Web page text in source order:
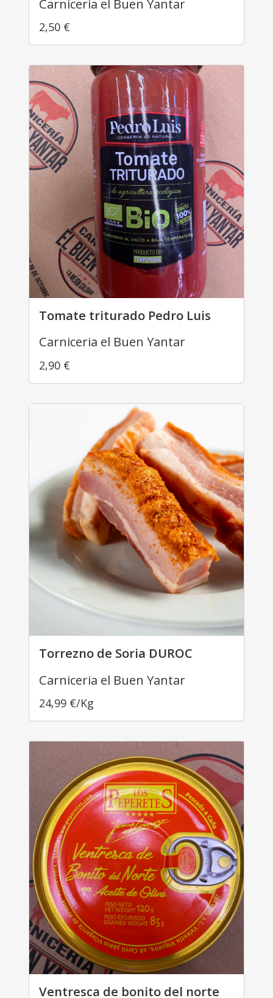
Carniceria el Buen Yantar
2,50 €
Tomate triturado Pedro Luis
Carniceria el Buen Yantar
2,90 €
Torrezno de Soria DUROC
Carniceria el Buen Yantar
24,99 €/Kg
Ventresca de bonito del norte